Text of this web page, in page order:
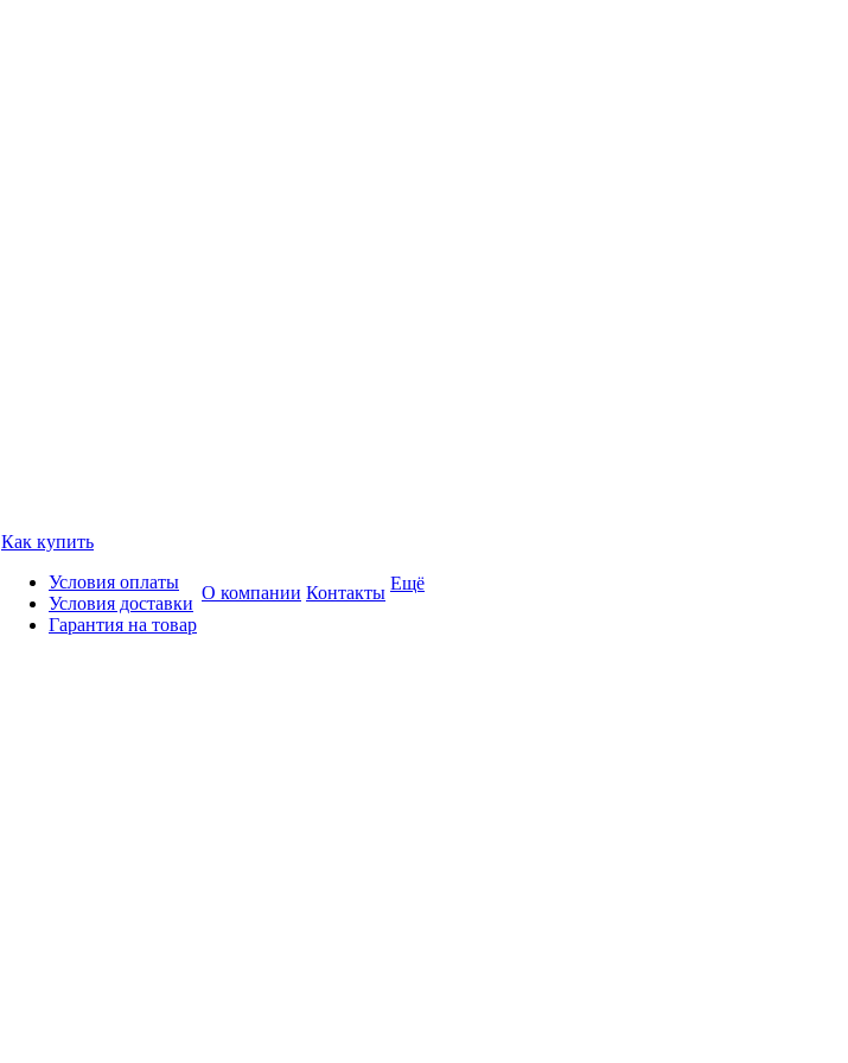
Как купить
Условия оплаты
Условия доставки
Гарантия на товар
О компании Контакты Ещё